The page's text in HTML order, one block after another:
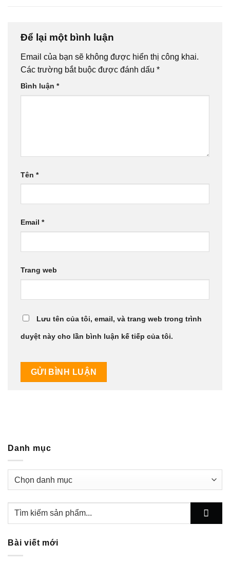
Để lại một bình luận
Email của bạn sẽ không được hiển thị công khai.
Các trường bắt buộc được đánh dấu *
Bình luận *
Tên *
Email *
Trang web
Lưu tên của tôi, email, và trang web trong trình
duyệt này cho lần bình luận kế tiếp của tôi.
Danh mục
Bài viết mới